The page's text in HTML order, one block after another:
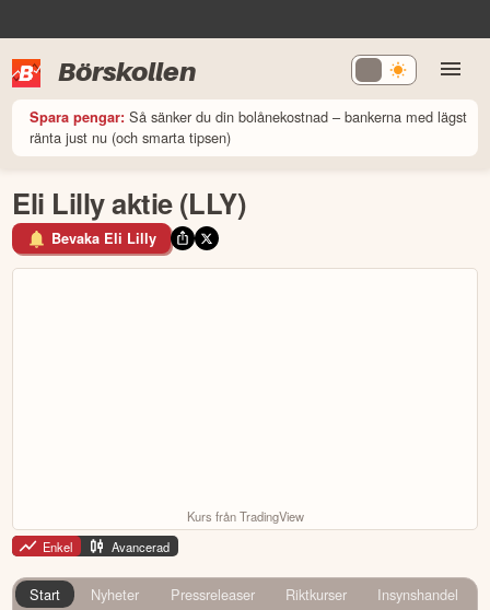
Börskollen
Spara pengar: Så sänker du din bolånekostnad – bankerna med lägst
ränta just nu (och smarta tipsen)
Eli Lilly aktie (LLY)
Bevaka Eli Lilly
Kurs från TradingView
Enkel
Avancerad
Start Nyheter Pressreleaser Riktkurser
Insynshandel